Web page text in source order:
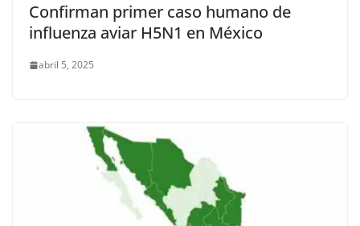
Confirman primer caso humano de
influenza aviar H5N1 en México
abril 5, 2025